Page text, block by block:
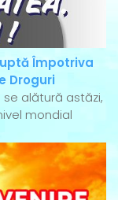
Împotriva
Droguri
alătură astăzi,
mondial